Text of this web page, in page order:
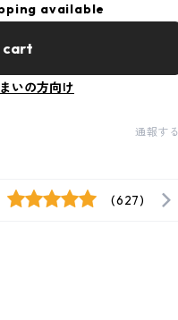
available
cart
いの方向け
通報する
(627)